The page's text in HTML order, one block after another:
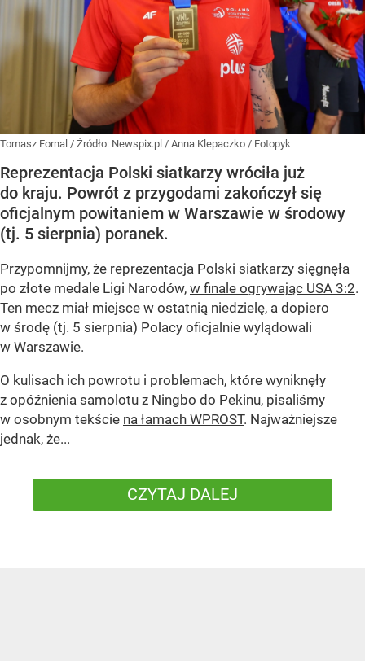
Tomasz Fornal / Źródło: Newspix.pl / Anna Klepaczko / Fotopyk
Reprezentacja Polski siatkarzy wróciła już
do kraju. Powrót z przygodami zakończył się
oficjalnym powitaniem w Warszawie w środowy
(tj. 5 sierpnia) poranek.
Przypomnijmy, że reprezentacja Polski siatkarzy sięgnęła
po złote medale Ligi Narodów, w finale ogrywając USA 3:2.
Ten mecz miał miejsce w ostatnią niedzielę, a dopiero
w środę (tj. 5 sierpnia) Polacy oficjalnie wylądowali
w Warszawie.
O kulisach ich powrotu i problemach, które wyniknęły
z opóźnienia samolotu z Ningbo do Pekinu, pisaliśmy
w osobnym tekście na łamach WPROST. Najważniejsze
jednak, że...
CZYTAJ DALEJ